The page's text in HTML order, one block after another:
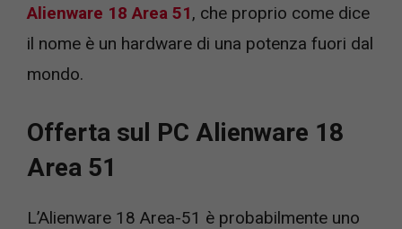
Alienware 18 Area 51, che proprio come dice
il nome è un hardware di una potenza fuori dal
mondo.
Offerta sul PC Alienware 18
Area 51
L’Alienware 18 Area-51 è probabilmente uno